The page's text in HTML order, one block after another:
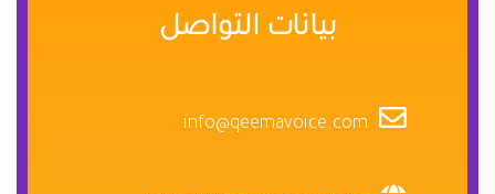
بيانات التواصل
info@qeemavoice.com